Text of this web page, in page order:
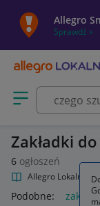
Allegro
Sprawdź »
Otwórz menu z
Zakładki
6 ogłoszeń
Allegro Lokalnie
Podobne: